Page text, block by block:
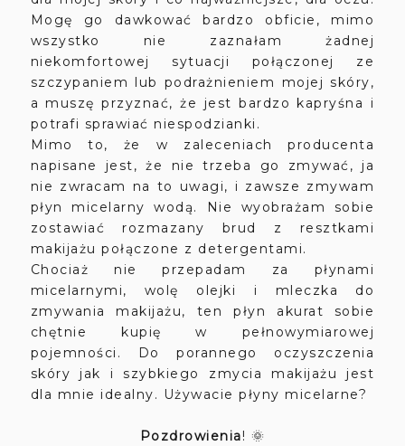
Mogę go dawkować bardzo obficie, mimo
wszystko nie zaznałam żadnej
niekomfortowej sytuacji połączonej ze
szczypaniem lub podrażnieniem mojej skóry,
a muszę przyznać, że jest bardzo kapryśna i
potrafi sprawiać niespodzianki.
Mimo to, że w zaleceniach producenta
napisane jest, że nie trzeba go zmywać, ja
nie zwracam na to uwagi, i zawsze zmywam
płyn micelarny wodą. Nie wyobrażam sobie
zostawiać rozmazany brud z resztkami
makijażu połączone z detergentami.
Chociaż nie przepadam za płynami
micelarnymi, wolę olejki i mleczka do
zmywania makijażu, ten płyn akurat sobie
chętnie kupię w pełnowymiarowej
pojemności. Do porannego oczyszczenia
skóry jak i szybkiego zmycia makijażu jest
dla mnie idealny. Używacie płyny micelarne?
Pozdrowienia! 🌞